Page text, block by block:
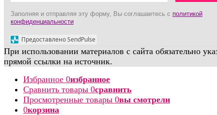
Заполняя и отправляя эту форму, Вы соглашаетесь с политикой
конфиденциальности
Предоставлено SendPulse
При использовании материалов с сайта обязательно
прямой ссылки на источник.
Избранное 0избранное
Сравнить товары 0сравнить
Просмотренные товары 0вы смотрели
0корзина